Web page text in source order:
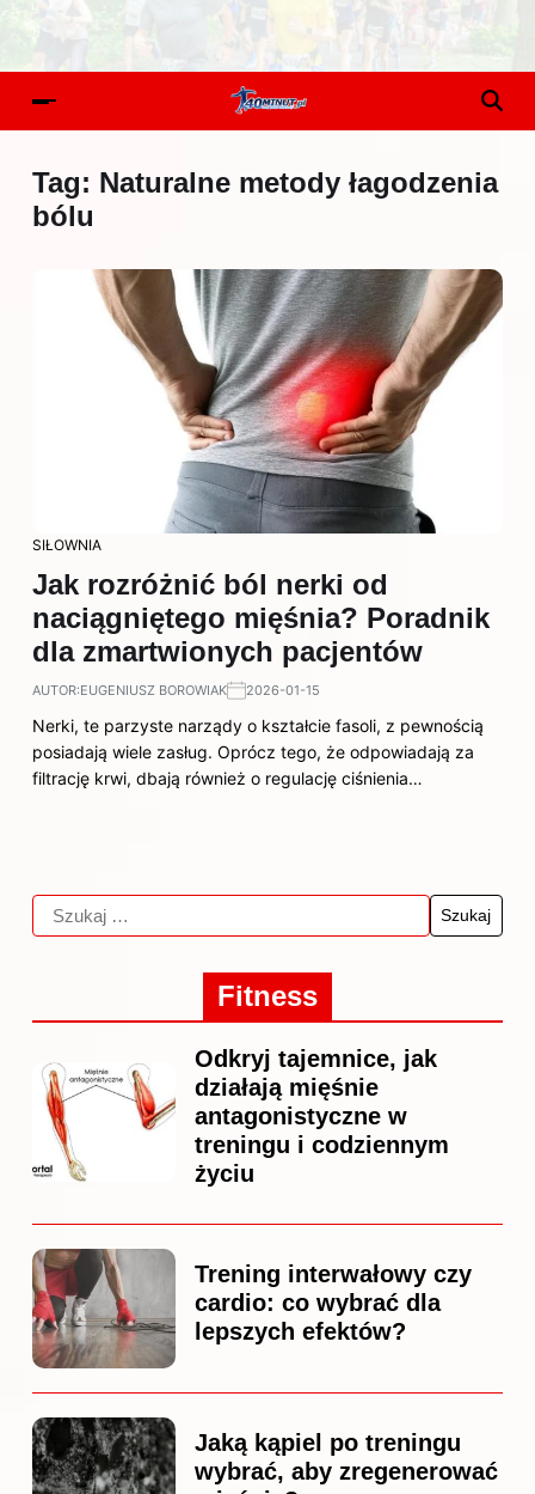
Tag: Naturalne metody łagodzenia
bólu
SIŁOWNIA
Jak rozróżnić ból nerki od
naciągniętego mięśnia? Poradnik
dla zmartwionych pacjentów
AUTOR:EUGENIUSZ BOROWIAK 2026-01-15
Nerki, te parzyste narządy o kształcie fasoli, z pewnością
posiadają wiele zasług. Oprócz tego, że odpowiadają za
filtrację krwi, dbają również o regulację ciśnienia…
Fitness
Odkryj tajemnice, jak
działają mięśnie
antagonistyczne w
treningu i codziennym
życiu
Trening interwałowy czy
cardio: co wybrać dla
lepszych efektów?
Jaką kąpiel po treningu
wybrać, aby zregenerować